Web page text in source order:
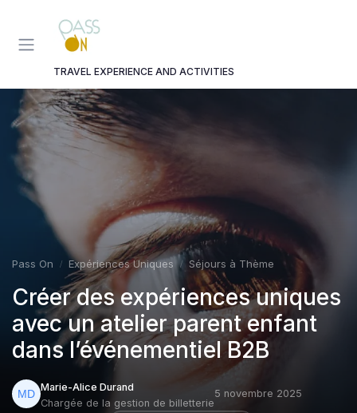
TRAVEL EXPERIENCE AND ACTIVITIES
Pass On Expériences Uniques Séjours à Thème
Créer des expériences uniques
avec un atelier parent enfant
dans l’événementiel B2B
Marie-Alice Durand
Chargée de la gestion de billetterie
5 novembre 2025